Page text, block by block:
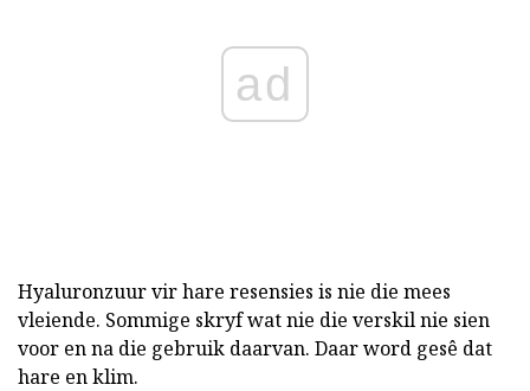
ad
Hyaluronzuur vir hare resensies is nie die mees
vleiende. Sommige skryf wat nie die verskil nie sien
voor en na die gebruik daarvan. Daar word gesê dat
hare en klim.